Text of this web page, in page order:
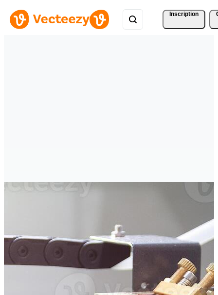
Inscription